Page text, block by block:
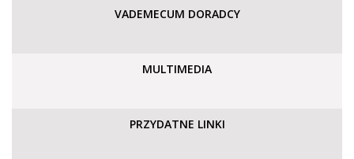
VADEMECUM DORADCY
MULTIMEDIA
PRZYDATNE LINKI